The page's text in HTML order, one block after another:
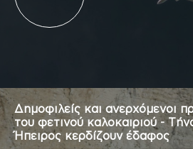
Δημοφιλείς και ανερχόμενοι
του φετινού καλοκαιριού -
Ήπειρος κερδίζουν έδαφος